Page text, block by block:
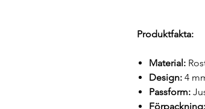
Produktfakta:
Material:
Design: 4
Passform:
Förpackning: